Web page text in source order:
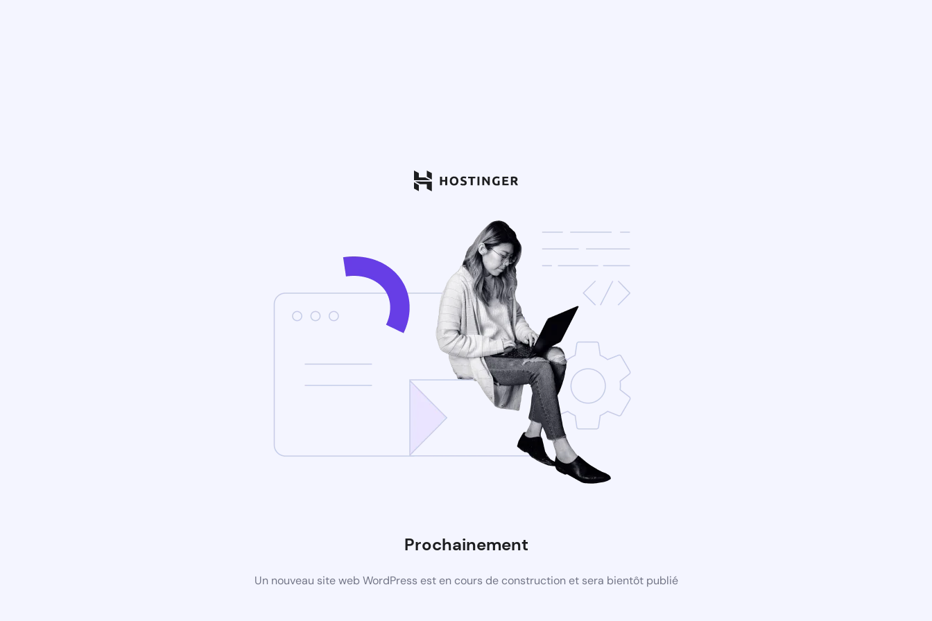
Prochainement
Un nouveau site web WordPress est en cours de construction et sera bientôt publié